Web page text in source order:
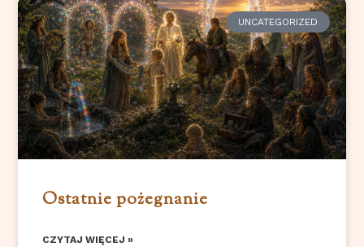
UNCATEGORIZED
Ostatnie pożegnanie
CZYTAJ WIĘCEJ »